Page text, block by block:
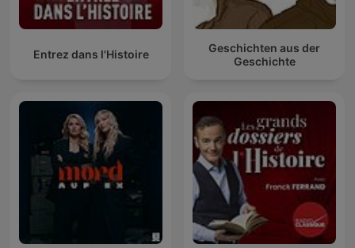
Entrez dans l'Histoire
Geschichten aus der
Geschichte